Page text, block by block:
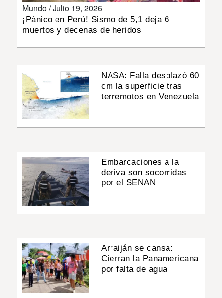
Mundo /Julio 19, 2026
¡Pánico en Perú! Sismo de 5,1 deja 6
muertos y decenas de heridos
NASA: Falla desplazó 60
cm la superficie tras
terremotos en Venezuela
Embarcaciones a la
deriva son socorridas
por el SENAN
Arraiján se cansa:
Cierran la Panamericana
por falta de agua